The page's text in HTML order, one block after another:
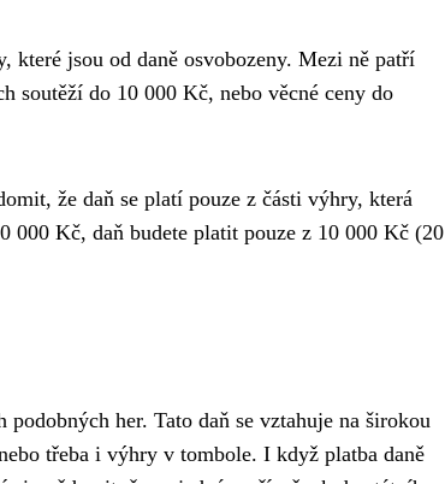
jsou od daně osvobozeny. Mezi ně patří
do 10 000 Kč, nebo věcné ceny do
že daň se platí pouze z části výhry, která
000 Kč, daň budete platit pouze z 10 000 Kč (20
her. Tato daň se vztahuje na širokou
třeba i výhry v tombole. I když platba daně